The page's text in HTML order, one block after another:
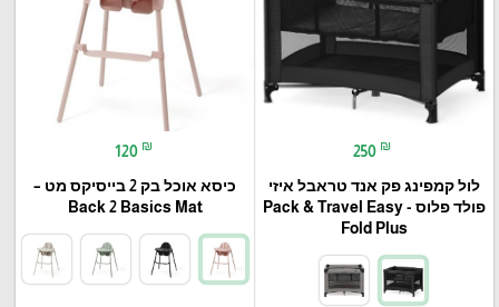
250 ₪
לול קמפינג פק אנד טראבל איזי
פולד פלוס - Pack & Travel Easy
Fold Plus
120 ₪
כיסא אוכל בק 2 בייסיקס מט –
Back 2 Basics Mat